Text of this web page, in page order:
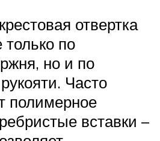
отвертка
по
но и по
Часто
полимерное
вставки –